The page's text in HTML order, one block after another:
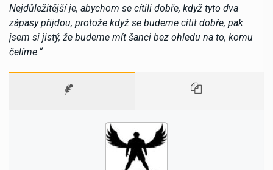
Nejdůležitější je, abychom se cítili dobře, když tyto dva
zápasy přijdou, protože když se budeme cítit dobře, pak
jsem si jistý, že budeme mít šanci bez ohledu na to, komu
čelíme.“